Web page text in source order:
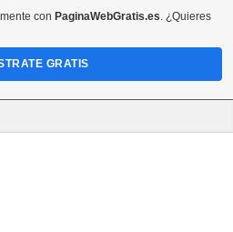
con PaginaWebGratis.es. ¿Quieres
GRATIS